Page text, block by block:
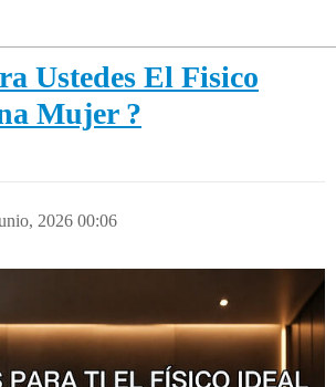
Ustedes El Fisico
Mujer ?
2026 00:06